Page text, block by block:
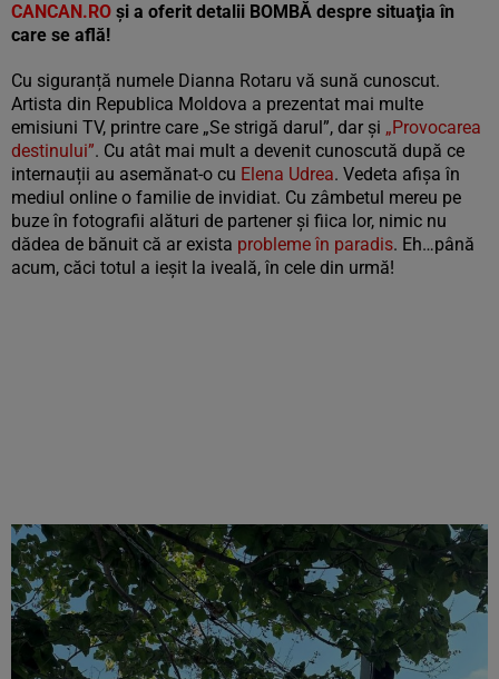
CANCAN.RO și a oferit detalii BOMBĂ despre situaţia în
care se află!
Cu siguranță numele Dianna Rotaru vă sună cunoscut.
Artista din Republica Moldova a prezentat mai multe
emisiuni TV, printre care „Se strigă darul”, dar și „Provocarea
destinului”. Cu atât mai mult a devenit cunoscută după ce
internauții au asemănat-o cu Elena Udrea. Vedeta afișa în
mediul online o familie de invidiat. Cu zâmbetul mereu pe
buze în fotografii alături de partener și fiica lor, nimic nu
dădea de bănuit că ar exista probleme în paradis. Eh…până
acum, căci totul a ieșit la iveală, în cele din urmă!